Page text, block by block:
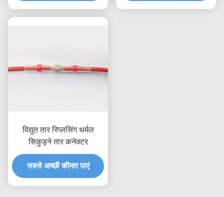
विद्युत तार स्प्लिसिंग थर्मल
सिकुड़ने तार कनेक्टर
सबसे अच्छी कीमत पाएं